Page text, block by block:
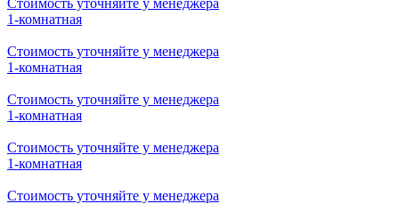
Стоимость уточняйте у менеджера
2-комнатная
Стоимость уточняйте у менеджера
2-комнатная
Стоимость уточняйте у менеджера
3-комнатная
Стоимость уточняйте у менеджера
3-комнатная